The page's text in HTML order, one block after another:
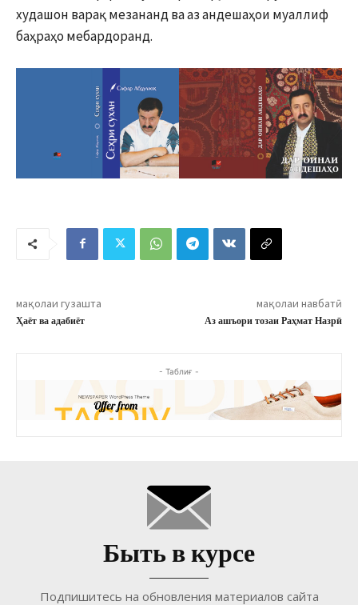
худашон варақ мезананд ва аз андешаҳои муаллиф
баҳраҳо мебардоранд.
мақолаи гузашта
Ҳаёт ва адабиёт
мақолаи навбатӣ
Аз ашъори тозаи Раҳмат Назрӣ
- Таблиғ -
Быть в курсе
Подпишитесь на обновления материалов сайта